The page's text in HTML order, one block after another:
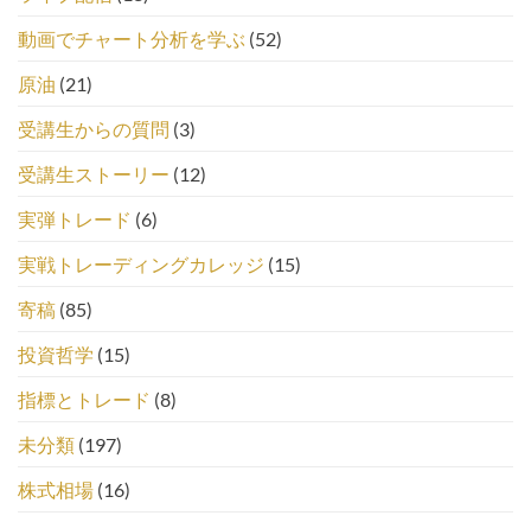
動画でチャート分析を学ぶ (52)
原油 (21)
受講生からの質問 (3)
受講生ストーリー (12)
実弾トレード (6)
実戦トレーディングカレッジ (15)
寄稿 (85)
投資哲学 (15)
指標とトレード (8)
未分類 (197)
株式相場 (16)